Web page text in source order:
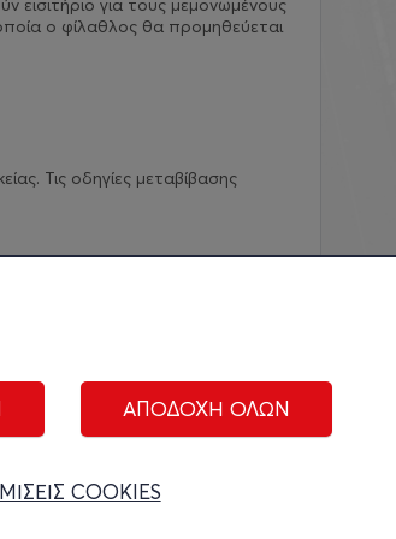
ΑΠΟΔΟΧΗ ΟΛΩΝ
COOKIES
εισιτήριο για τους μεμονωμένους
ο φίλαθλος θα προμηθεύεται
Τις οδηγίες μεταβίβασης
ΜΑΣ: